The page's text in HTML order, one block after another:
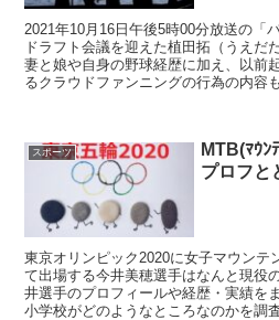
2021年10月16日午後5時00分放送の「
ドラフト会議を迎えた植田拓（うえだ
妻と娘や自身の野球経歴に加え、以前
るクラウドファンニングの行為の内容
スポーツ
MTB(ﾏｳﾝ
プロフと
東京オリンピック2020に女子マウンテ
て出場する今井美穂選手はなんと現役
井選手のプロフィールや経歴・実績を
小学校がどのようなところなのかを調